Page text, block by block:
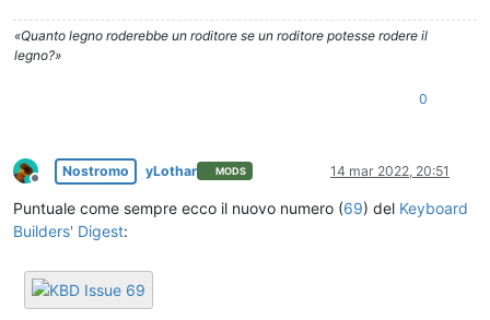
«Quanto legno roderebbe un roditore se un roditore potesse rodere il
legno?»
0
Non in linea
Nostromo yLothar MODS 14 mar 2022, 20:51
Puntuale come sempre ecco il nuovo numero (69) del Keyboard
Builders' Digest: